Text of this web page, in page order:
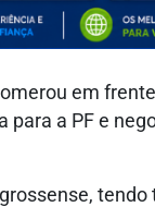
em
para a PF e